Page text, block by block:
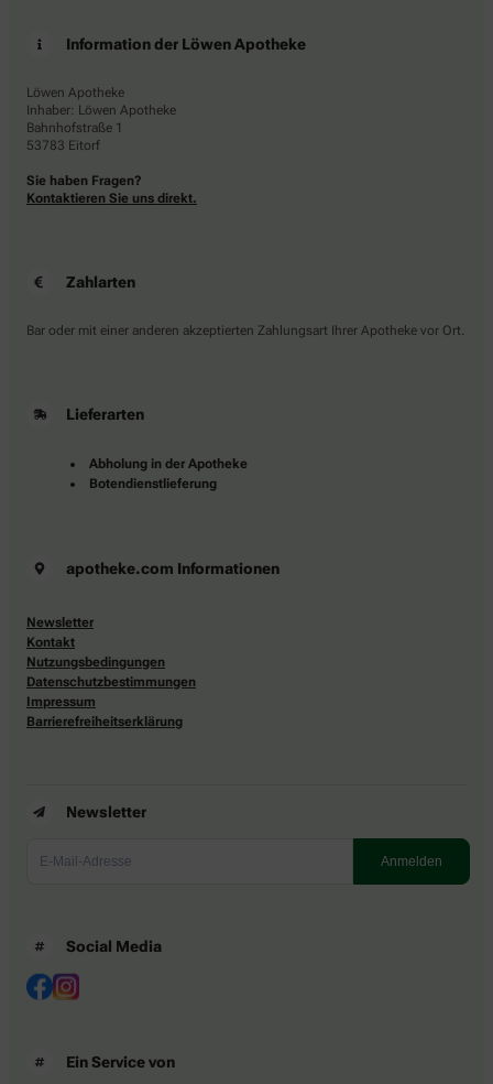
Information der Löwen Apotheke
Löwen Apotheke
Inhaber: Löwen Apotheke
Bahnhofstraße 1
53783 Eitorf
Sie haben Fragen?
Kontaktieren Sie uns direkt.
Zahlarten
Bar oder mit einer anderen akzeptierten Zahlungsart Ihrer Apotheke vor Ort.
Lieferarten
Abholung in der Apotheke
Botendienstlieferung
apotheke.com Informationen
Newsletter
Kontakt
Nutzungsbedingungen
Datenschutzbestimmungen
Impressum
Barrierefreiheitserklärung
Newsletter
Social Media
Ein Service von